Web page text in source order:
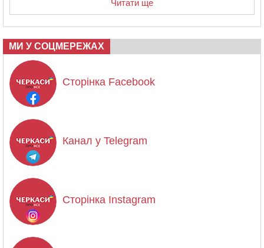
Читати ще
МИ У СОЦМЕРЕЖАХ
Сторінка Facebook
Канал у Telegram
Сторінка Instagram